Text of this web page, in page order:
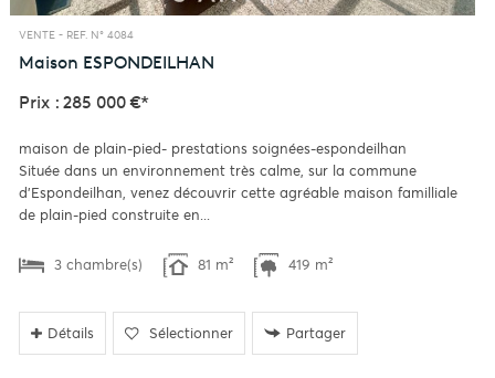
VENTE - REF. N° 4084
Maison ESPONDEILHAN
Prix : 285 000 €*
maison de plain-pied- prestations soignées-espondeilhan
Située dans un environnement très calme, sur la commune
d'Espondeilhan, venez découvrir cette agréable maison familliale
de plain-pied construite en...
3 chambre(s) 81 m² 419 m²
Détails Sélectionner Partager